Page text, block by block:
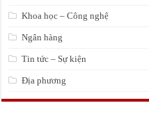
Khoa học – Công nghệ
Ngân hàng
Tin tức – Sự kiện
Địa phương